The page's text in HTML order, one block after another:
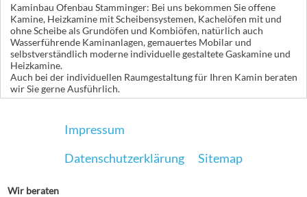
Kaminbau Ofenbau Stamminger: Bei uns bekommen Sie offene
Kamine, Heizkamine mit Scheibensystemen, Kachelöfen mit und
ohne Scheibe als Grundöfen und Kombiöfen, natürlich auch
Wasserführende Kaminanlagen, gemauertes Mobilar und
selbstverständlich moderne individuelle gestaltete Gaskamine und
Heizkamine.
Auch bei der individuellen Raumgestaltung für Ihren Kamin beraten
wir Sie gerne Ausführlich.
Impressum
Datenschutzerklärung
Sitemap
Wir beraten